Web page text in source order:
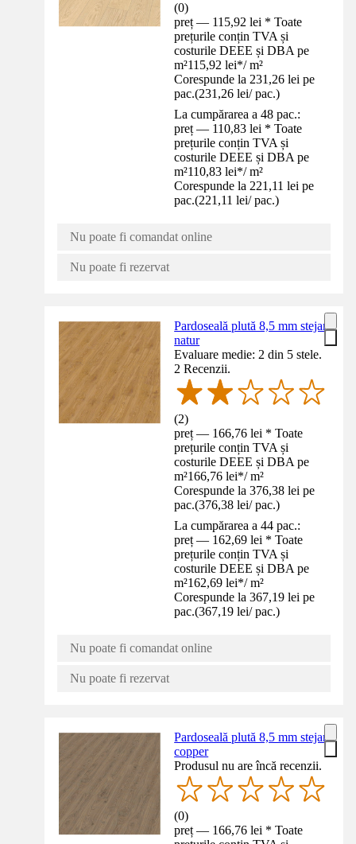
(0)
preț — 115,92 lei * Toate
prețurile conțin TVA și
costurile DEEE și DBA pe
m²115,92 lei*/ m²
Corespunde la 231,26 lei pe
pac.(231,26 lei/ pac.)
La cumpărarea a 48 pac.:
preț — 110,83 lei * Toate
prețurile conțin TVA și
costurile DEEE și DBA pe
m²110,83 lei*/ m²
Corespunde la 221,11 lei pe
pac.(221,11 lei/ pac.)
Nu poate fi comandat online
Nu poate fi rezervat
Pardoseală plută 8,5 mm stejar
natur
Evaluare medie: 2 din 5 stele.
2 Recenzii.
(2)
preț — 166,76 lei * Toate
prețurile conțin TVA și
costurile DEEE și DBA pe
m²166,76 lei*/ m²
Corespunde la 376,38 lei pe
pac.(376,38 lei/ pac.)
La cumpărarea a 44 pac.:
preț — 162,69 lei * Toate
prețurile conțin TVA și
costurile DEEE și DBA pe
m²162,69 lei*/ m²
Corespunde la 367,19 lei pe
pac.(367,19 lei/ pac.)
Nu poate fi comandat online
Nu poate fi rezervat
Pardoseală plută 8,5 mm stejar
copper
Produsul nu are încă recenzii.
(0)
preț — 166,76 lei * Toate